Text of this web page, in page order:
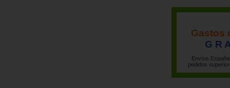
Gastos
G R
Envíos
pedidos